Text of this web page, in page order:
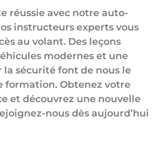
réussie avec notre auto-
instructeurs experts vous
au volant. Des leçons
modernes et une
sécurité font de nous le
formation. Obtenez votre
et découvrez une nouvelle
nous dès aujourd’hui